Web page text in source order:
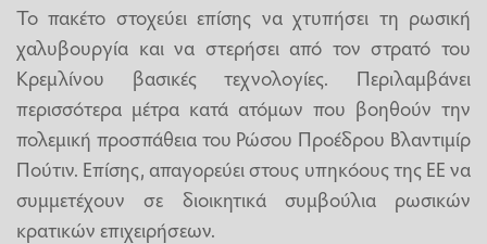
Το πακέτο στοχεύει επίσης να χτυπήσει τη ρωσική
χαλυβουργία και να στερήσει από τον στρατό του
Κρεμλίνου βασικές τεχνολογίες. Περιλαμβάνει
περισσότερα μέτρα κατά ατόμων που βοηθούν την
πολεμική προσπάθεια του Ρώσου Προέδρου Βλαντιμίρ
Πούτιν. Επίσης, απαγορεύει στους υπηκόους της ΕΕ να
συμμετέχουν σε διοικητικά συμβούλια ρωσικών
κρατικών επιχειρήσεων.